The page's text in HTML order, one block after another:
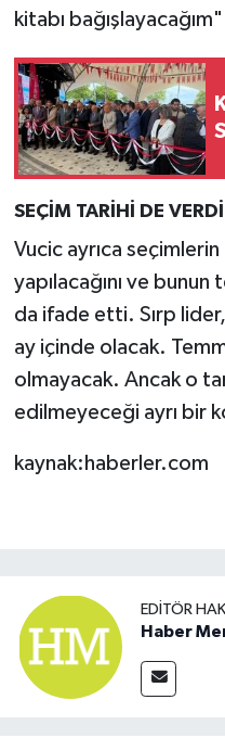
kitabı
SEÇİM TARİHİ DE VERDİ
Vucic ayrıca
yapılacağını ve
da ifade etti. Sırp
ay içinde olacak.
olmayacak. Ancak o
edilmeyeceği ayrı bir
kaynak:haberler.com
EDITÖR
Haber